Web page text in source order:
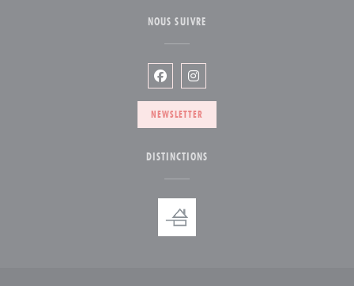
NOUS SUIVRE
Facebook ((ouvre une nouvelle
Instagram ((ouvre une
NEWSLETTER
DISTINCTIONS